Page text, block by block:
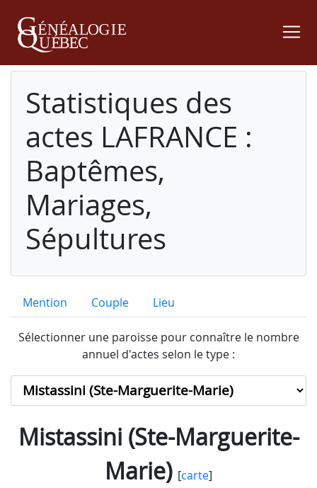
Statistiques des
actes LAFRANCE :
Baptêmes,
Mariages,
Sépultures
Mention Couple Lieu
Sélectionner une paroisse pour connaître le nombre
annuel d'actes selon le type :
Mistassini (Ste-Marguerite-
Marie)[carte]